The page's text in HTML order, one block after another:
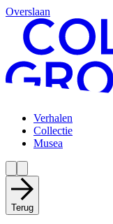
Overslaan
Verhalen
Collectie
Musea
Terug